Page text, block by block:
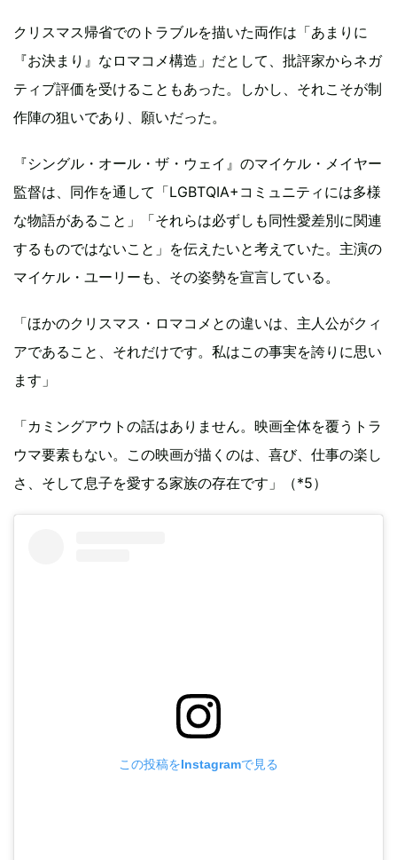
クリスマス帰省でのトラブルを描いた両作は「あまりに
『お決まり』なロマコメ構造」だとして、批評家からネガ
ティブ評価を受けることもあった。しかし、それこそが制
作陣の狙いであり、願いだった。
『シングル・オール・ザ・ウェイ』のマイケル・メイヤー
監督は、同作を通して「LGBTQIA+コミュニティには多様
な物語があること」「それらは必ずしも同性愛差別に関連
するものではないこと」を伝えたいと考えていた。主演の
マイケル・ユーリーも、その姿勢を宣言している。
「ほかのクリスマス・ロマコメとの違いは、主人公がクィ
アであること、それだけです。私はこの事実を誇りに思い
ます」
「カミングアウトの話はありません。映画全体を覆うトラ
ウマ要素もない。この映画が描くのは、喜び、仕事の楽し
さ、そして息子を愛する家族の存在です」（*5）
この投稿をInstagramで見る